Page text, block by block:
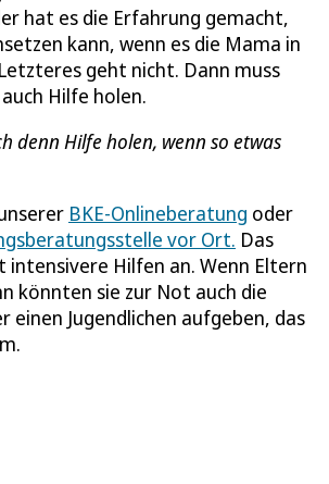
hat es die Erfahrung gemacht,
kann, wenn es die Mama in
geht nicht. Dann muss
Hilfe holen.
denn Hilfe holen, wenn so etwas
BKE-Onlineberatung oder
vor Ort. Das
intensivere Hilfen an. Wenn Eltern
könnten sie zur Not auch die
einen Jugendlichen aufgeben, das